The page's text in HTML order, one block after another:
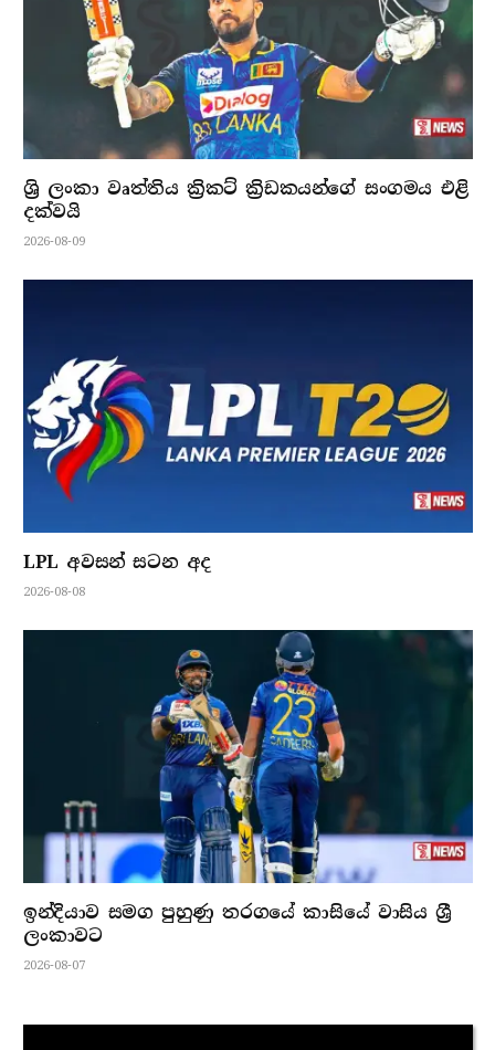
ශ්‍රි ලංකා වෘත්තිය ක්‍රිකට් ක්‍රිඩකයන්ගේ සංගමය එළි
දක්වයි
2026-08-09
LPL අවසන් සටන අද
2026-08-08
ඉන්දියාව සමග පුහුණු තරගයේ කාසියේ වාසිය ශ්‍රී
ලංකාවට
2026-08-07